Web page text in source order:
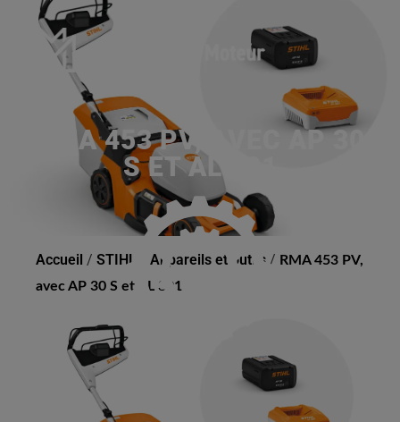
RMA 453 PV, AVEC AP 30
S ET AL 301
Accueil / STIHL Appareils et outils / RMA 453 PV,
avec AP 30 S et AL 301